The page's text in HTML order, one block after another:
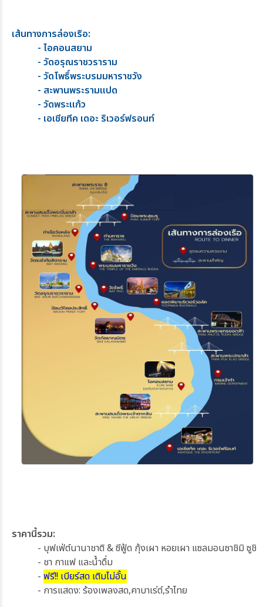
เส้นทางการล่องเรือ:
- ไอคอนสยาม
- วัดอรุณราชวราราม
- วัดโพธิ์พระบรมมหาราชวัง
- สะพานพระรามแปด
- วัดพระแก้ว
- เอเชียทีค เดอะ ริเวอร์ฟรอนท์
ราคานี้รวม:
- บุฟเฟ่ต์นานาชาติ & ซีฟู้ด กุ้งเผา หอยเผา แซลมอนซาชิมิ ซูชิ
- ชา กาแฟ และน้ำดื่ม
- ฟรี!! เบียร์สด เติมไม่อั้น
- การแสดง: ร้องเพลงสด,คาบาเร่ต์,รำไทย